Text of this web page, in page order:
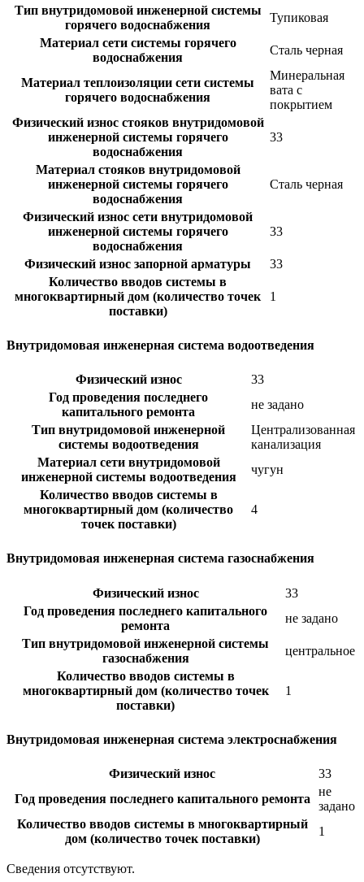
Тип внутридомовой инженерной системы
горячего водоснабжения
Тупиковая
Материал сети системы горячего
водоснабжения
Сталь черная
Материал теплоизоляции сети системы
горячего водоснабжения
Минеральная
вата с
покрытием
Физический износ стояков внутридомовой
инженерной системы горячего
водоснабжения
33
Материал стояков внутридомовой
инженерной системы горячего
водоснабжения
Сталь черная
Физический износ сети внутридомовой
инженерной системы горячего
водоснабжения
33
Физический износ запорной арматуры
33
Количество вводов системы в
многоквартирный дом (количество точек
поставки)
1
Внутридомовая инженерная система водоотведения
Физический износ
33
Год проведения последнего
капитального ремонта
не задано
Тип внутридомовой инженерной
системы водоотведения
Централизованная
канализация
Материал сети внутридомовой
инженерной системы водоотведения
чугун
Количество вводов системы в
многоквартирный дом (количество
точек поставки)
4
Внутридомовая инженерная система газоснабжения
Физический износ
33
Год проведения последнего капитального
ремонта
не задано
Тип внутридомовой инженерной системы
газоснабжения
центральное
Количество вводов системы в
многоквартирный дом (количество точек
поставки)
1
Внутридомовая инженерная система электроснабжения
Физический износ
33
Год проведения последнего капитального ремонта
не
задано
Количество вводов системы в многоквартирный
дом (количество точек поставки)
1
Сведения отсутствуют.